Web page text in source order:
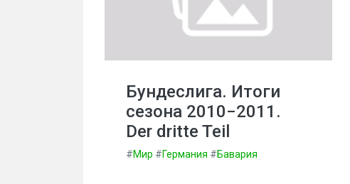
Бундеслига. Итоги
сезона 2010−2011.
Der dritte Teil
#Мир #Германия #Бавария